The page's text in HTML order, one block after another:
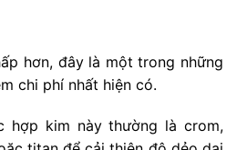
hơn, đây là một trong những
chi phí nhất hiện có.
hợp kim này thường là crom,